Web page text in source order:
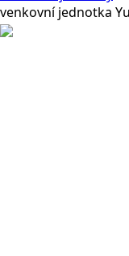
venkovní jednotka